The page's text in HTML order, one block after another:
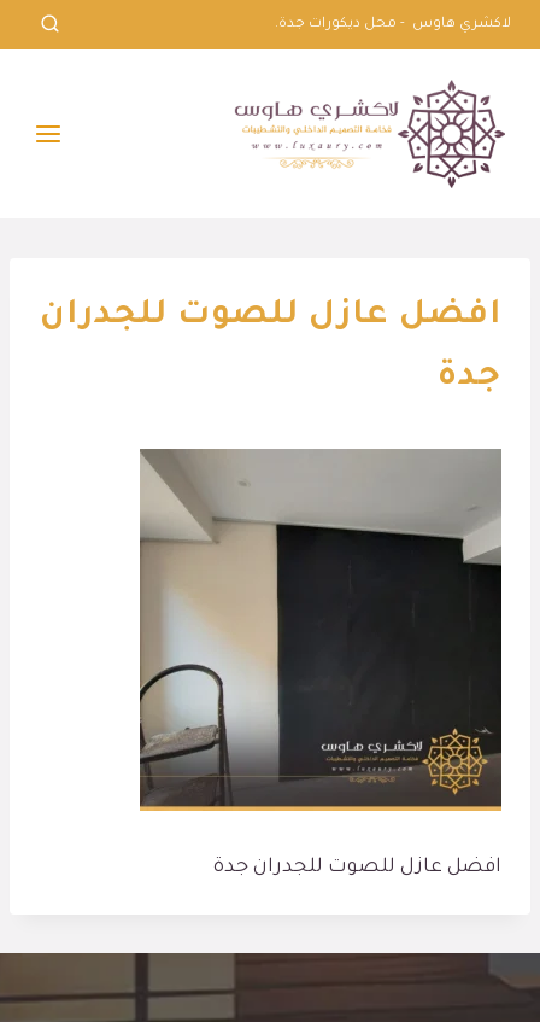
التجاوز
إلى
المحتوى
لاكشري هاوس - محل ديكورات جدة.
افضل عازل للصوت للجدران
جدة
افضل عازل للصوت للجدران جدة